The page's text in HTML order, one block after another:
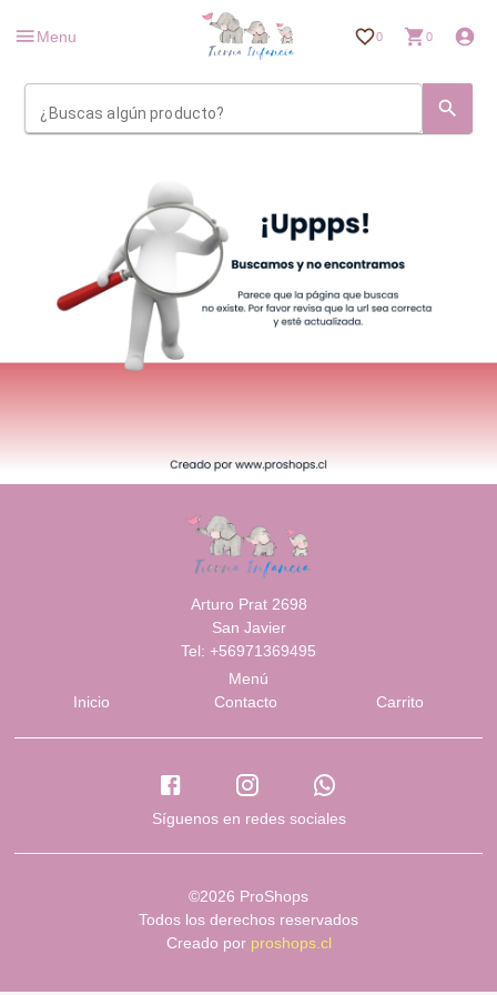
Menu 0 0
¿Buscas algún producto?
Arturo Prat 2698
San Javier
Tel: +56971369495
Menú
Inicio
Contacto Carrito
Síguenos en redes sociales
©2026 ProShops
Todos los derechos reservados
Creado por proshops.cl